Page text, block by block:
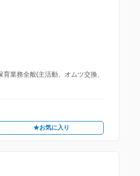
業務全般(主活動、オムツ交換、
★お気に入り